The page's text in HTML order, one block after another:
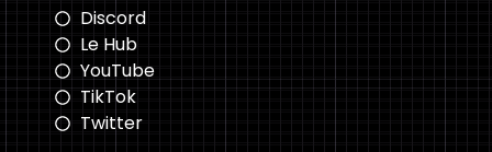
Discord
Le Hub
YouTube
TikTok
Twitter